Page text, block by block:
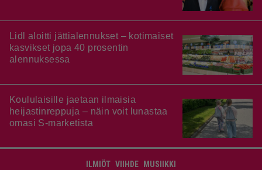
Lidl aloitti jättialennukset – kotimaiset
kasvikset jopa 40 prosentin
alennuksessa
Koululaisille jaetaan ilmaisia
heijastinreppuja – näin voit lunastaa
omasi S-marketista
ILMIÖT VIIHDE MUSIIKKI